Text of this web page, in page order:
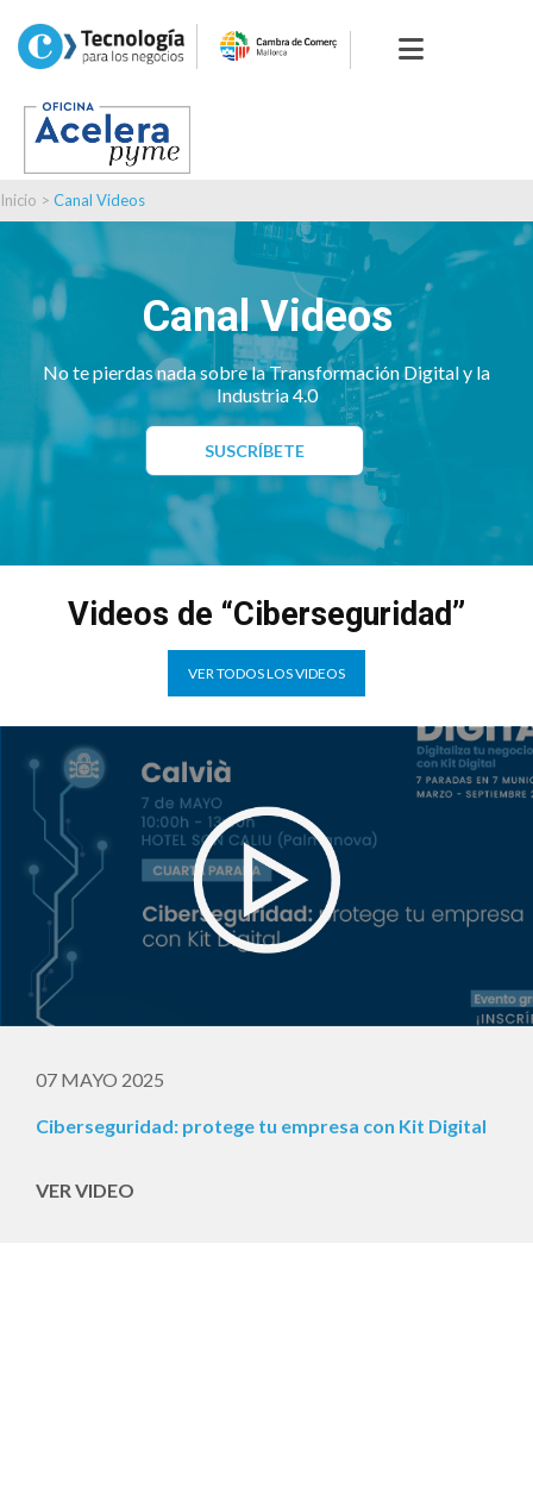
Inicio > Canal Videos
Canal Videos
No te pierdas nada sobre la Transformación Digital y la
Industria 4.0
SUSCRÍBETE
Videos de “Ciberseguridad”
VER TODOS LOS VIDEOS
07 MAYO 2025
Ciberseguridad: protege tu empresa con Kit Digital
VER VIDEO